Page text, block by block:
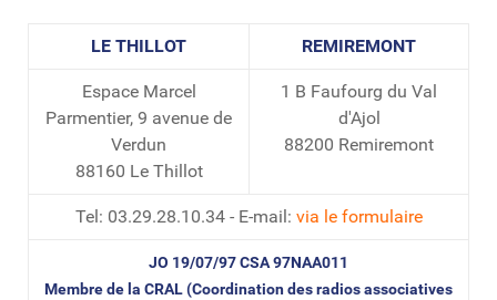
LE THILLOT REMIREMONT
Espace Marcel
Parmentier, 9 avenue de
Verdun
88160 Le Thillot
1 B Faufourg du Val
d'Ajol
88200 Remiremont
Tel: 03.29.28.10.34 - E-mail: via le formulaire
JO 19/07/97 CSA 97NAA011
Membre de la CRAL (Coordination des radios associatives